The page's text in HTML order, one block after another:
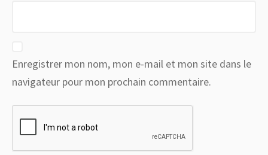
Enregistrer mon nom, mon e-mail et mon site dans le
navigateur pour mon prochain commentaire.